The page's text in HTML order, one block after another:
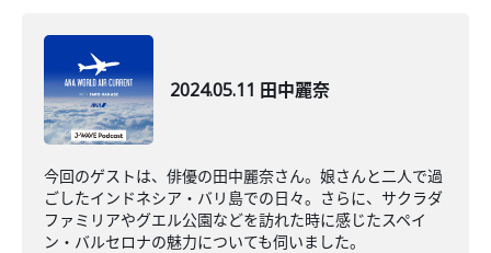
2024.05.11 田中麗奈
今回のゲストは、俳優の田中麗奈さん。娘さんと二人で過
ごしたインドネシア・バリ島での日々。さらに、サクラダ
ファミリアやグエル公園などを訪れた時に感じたスペイ
ン・バルセロナの魅力についても伺いました。